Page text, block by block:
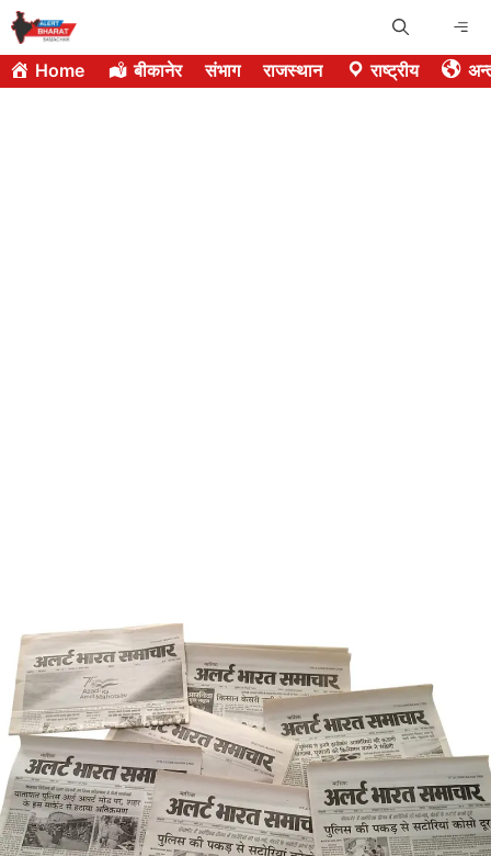
Skip
to
content
Home बीकानेर संभाग राजस्थान राष्ट्रीय